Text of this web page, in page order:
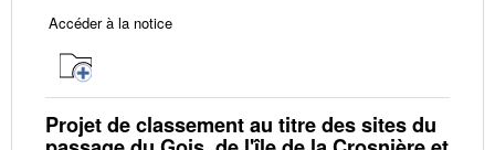
Accéder à la notice
Projet de classement au titre des sites du